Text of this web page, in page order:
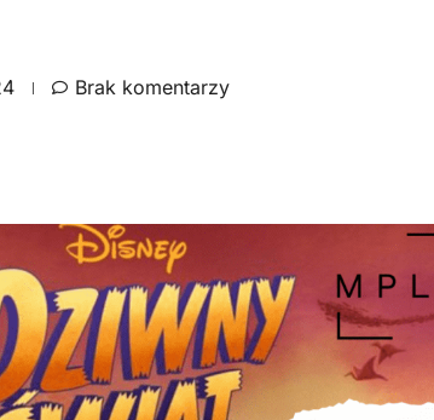
Brak komentarzy